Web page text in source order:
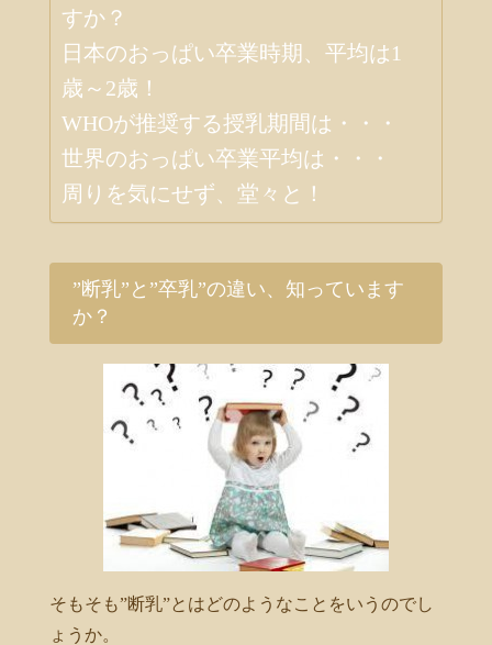
すか？
日本のおっぱい卒業時期、平均は1
歳～2歳！
WHOが推奨する授乳期間は・・・
世界のおっぱい卒業平均は・・・
周りを気にせず、堂々と！
”断乳”と”卒乳”の違い、知っています
か？
そもそも”断乳”とはどのようなことをいうのでし
ょうか。